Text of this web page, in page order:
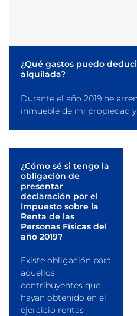
¿Qué gastos puedo
alquilada?
Durante el año 2019 he
inmueble de mi propiedad y...
¿Cómo sé si tengo la
obligación de
presentar
declaración por el
Impuesto sobre la
Renta de las
Personas Físicas del
año 2019?
Existe obligación para
aquellos
contribuyentes que
hayan obtenido en el
ejercicio rentas